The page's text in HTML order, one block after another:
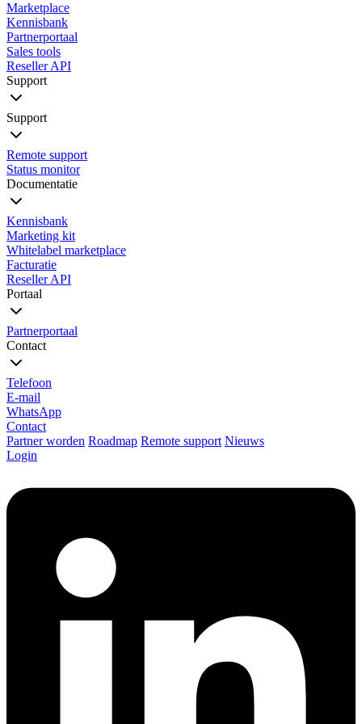
Marketplace
Kennisbank
Partnerportaal
Sales tools
Reseller API
Support
Support
Remote support
Status monitor
Documentatie
Kennisbank
Marketing kit
Whitelabel marketplace
Facturatie
Reseller API
Portaal
Partnerportaal
Contact
Telefoon
E-mail
WhatsApp
Contact
Partner worden Roadmap Remote support Nieuws
Login